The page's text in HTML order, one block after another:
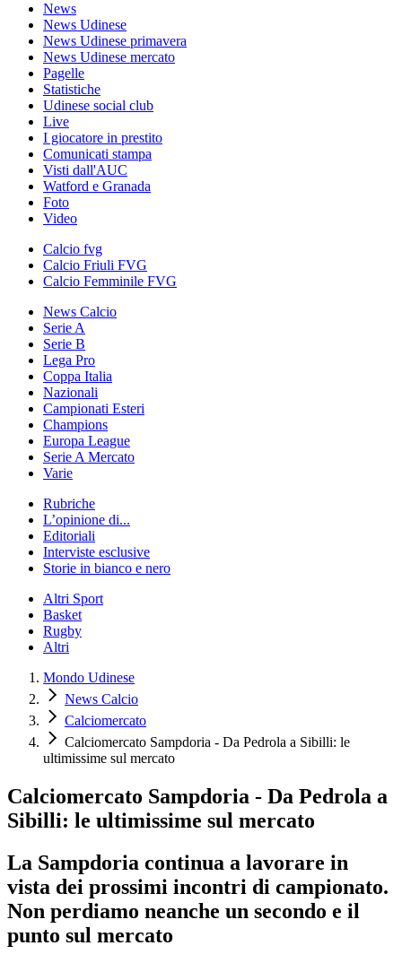
News
News Udinese
News Udinese primavera
News Udinese mercato
Pagelle
Statistiche
Udinese social club
Live
I giocatore in prestito
Comunicati stampa
Visti dall'AUC
Watford e Granada
Foto
Video
Calcio fvg
Calcio Friuli FVG
Calcio Femminile FVG
News Calcio
Serie A
Serie B
Lega Pro
Coppa Italia
Nazionali
Campionati Esteri
Champions
Europa League
Serie A Mercato
Varie
Rubriche
L’opinione di...
Editoriali
Interviste esclusive
Storie in bianco e nero
Altri Sport
Basket
Rugby
Altri
Mondo Udinese
News Calcio
Calciomercato
Calciomercato Sampdoria - Da Pedrola a Sibilli: le
ultimissime sul mercato
Calciomercato Sampdoria - Da Pedrola a
Sibilli: le ultimissime sul mercato
La Sampdoria continua a lavorare in
vista dei prossimi incontri di campionato.
Non perdiamo neanche un secondo e il
punto sul mercato